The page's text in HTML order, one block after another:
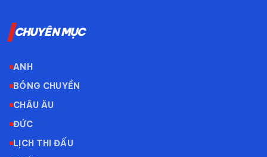
CHUYÊN MỤC
ANH
BÓNG CHUYỀN
CHÂU ÂU
ĐỨC
LỊCH THI ĐẤU